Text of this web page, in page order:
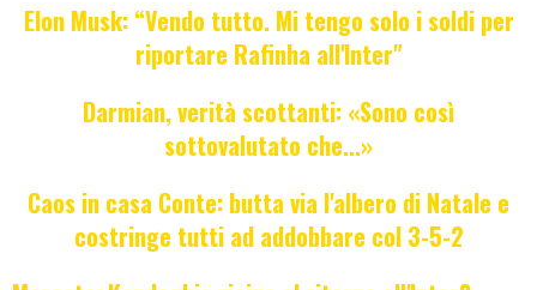
Elon Musk: “Vendo tutto. Mi tengo solo i soldi per
riportare Rafinha all'Inter"
Darmian, verità scottanti: «Sono così
sottovalutato che...»
Caos in casa Conte: butta via l'albero di Natale e
costringe tutti ad addobbare col 3-5-2